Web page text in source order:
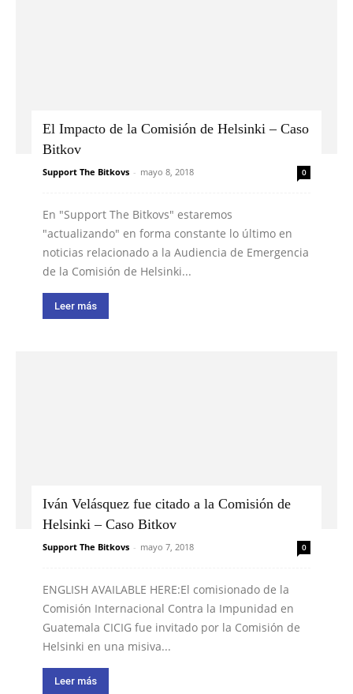
El Impacto de la Comisión de Helsinki – Caso
Bitkov
Support The Bitkovs - mayo 8, 2018 0
En "Support The Bitkovs" estaremos
"actualizando" en forma constante lo último en
noticias relacionado a la Audiencia de Emergencia
de la Comisión de Helsinki...
Leer más
Iván Velásquez fue citado a la Comisión de
Helsinki – Caso Bitkov
Support The Bitkovs - mayo 7, 2018 0
ENGLISH AVAILABLE HERE:El comisionado de la
Comisión Internacional Contra la Impunidad en
Guatemala CICIG fue invitado por la Comisión de
Helsinki en una misiva...
Leer más